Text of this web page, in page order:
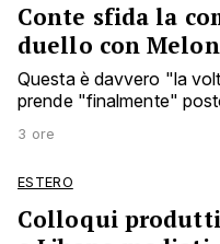
Conte sfida la
duello con
Questa è davvero "la
prende "finalmente"
3 ore
ESTERO
Colloqui